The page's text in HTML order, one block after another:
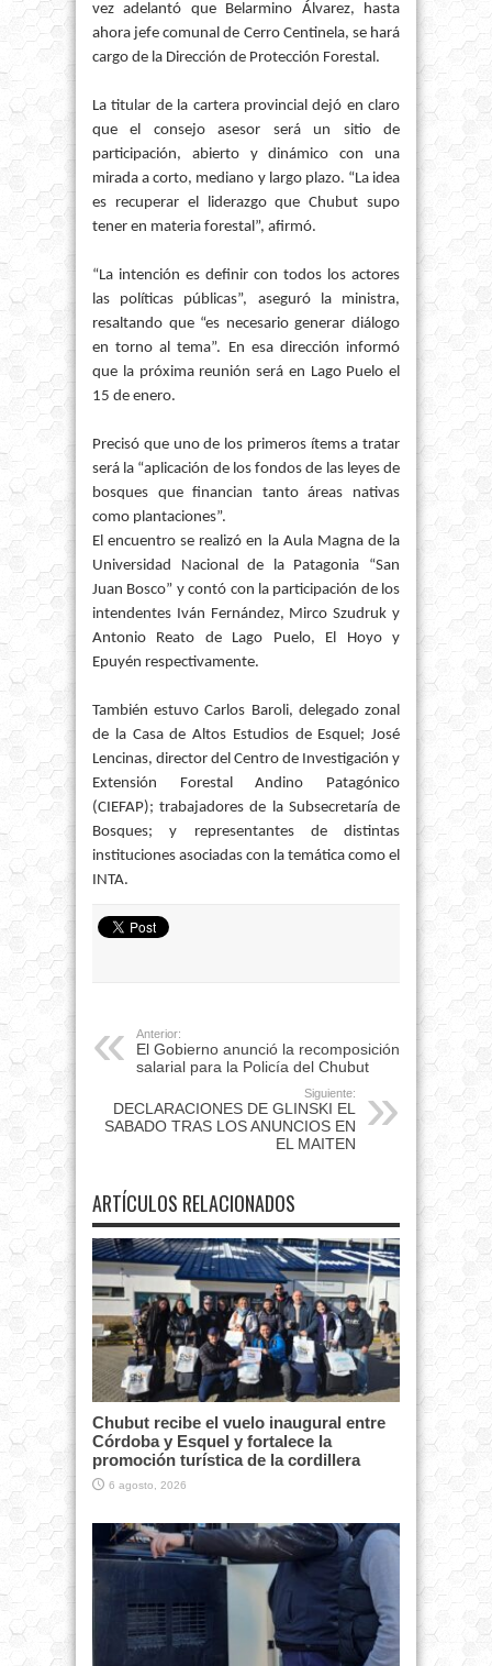
vez adelantó que Belarmino Álvarez, hasta
ahora jefe comunal de Cerro Centinela, se hará
cargo de la Dirección de Protección Forestal.
La titular de la cartera provincial dejó en claro
que el consejo asesor será un sitio de
participación, abierto y dinámico con una
mirada a corto, mediano y largo plazo. “La idea
es recuperar el liderazgo que Chubut supo
tener en materia forestal”, afirmó.
“La intención es definir con todos los actores
las políticas públicas”, aseguró la ministra,
resaltando que “es necesario generar diálogo
en torno al tema”. En esa dirección informó
que la próxima reunión será en Lago Puelo el
15 de enero.
Precisó que uno de los primeros ítems a tratar
será la “aplicación de los fondos de las leyes de
bosques que financian tanto áreas nativas
como plantaciones”.
El encuentro se realizó en la Aula Magna de la
Universidad Nacional de la Patagonia “San
Juan Bosco” y contó con la participación de los
intendentes Iván Fernández, Mirco Szudruk y
Antonio Reato de Lago Puelo, El Hoyo y
Epuyén respectivamente.
También estuvo Carlos Baroli, delegado zonal
de la Casa de Altos Estudios de Esquel; José
Lencinas, director del Centro de Investigación y
Extensión Forestal Andino Patagónico
(CIEFAP); trabajadores de la Subsecretaría de
Bosques; y representantes de distintas
instituciones asociadas con la temática como el
INTA.
Anterior:
El Gobierno anunció la recomposición
salarial para la Policía del Chubut
Siguiente:
DECLARACIONES DE GLINSKI EL
SABADO TRAS LOS ANUNCIOS EN
EL MAITEN
ARTÍCULOS RELACIONADOS
Chubut recibe el vuelo inaugural entre
Córdoba y Esquel y fortalece la
promoción turística de la cordillera
6 agosto, 2026